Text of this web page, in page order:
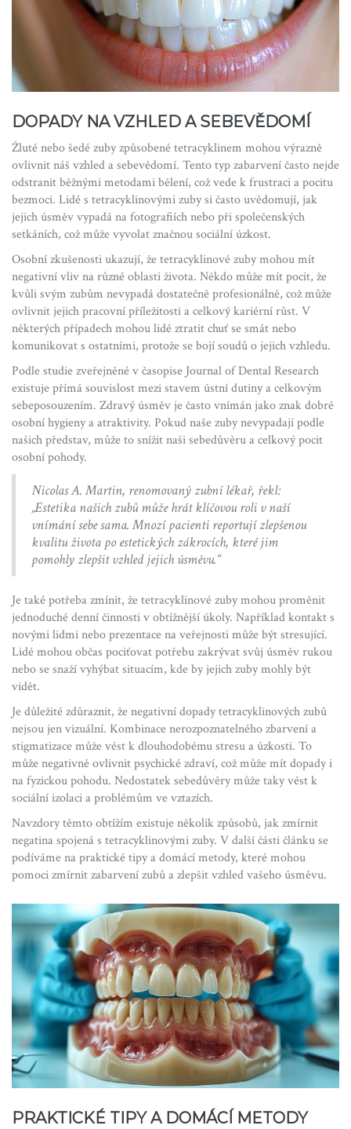
DOPADY NA VZHLED A SEBEVĚDOMÍ
Žluté nebo šedé zuby způsobené tetracyklinem mohou výrazně
ovlivnit náš vzhled a sebevědomí. Tento typ zabarvení často nejde
odstranit běžnými metodami bělení, což vede k frustraci a pocitu
bezmoci. Lidé s tetracyklinovými zuby si často uvědomují, jak
jejich úsměv vypadá na fotografiích nebo při společenských
setkáních, což může vyvolat značnou sociální úzkost.
Osobní zkušenosti ukazují, že tetracyklinové zuby mohou mít
negativní vliv na různé oblasti života. Někdo může mít pocit, že
kvůli svým zubům nevypadá dostatečně profesionálně, což může
ovlivnit jejich pracovní příležitosti a celkový kariérní růst. V
některých případech mohou lidé ztratit chuť se smát nebo
komunikovat s ostatními, protože se bojí soudů o jejich vzhledu.
Podle studie zveřejněné v časopise Journal of Dental Research
existuje přímá souvislost mezi stavem ústní dutiny a celkovým
sebeposouzením. Zdravý úsměv je často vnímán jako znak dobré
osobní hygieny a atraktivity. Pokud naše zuby nevypadají podle
našich představ, může to snížit naši sebedůvěru a celkový pocit
osobní pohody.
Nicolas A. Martin, renomovaný zubní lékař, řekl:
„Estetika našich zubů může hrát klíčovou roli v naší
vnímání sebe sama. Mnozí pacienti reportují zlepšenou
kvalitu života po estetických zákrocích, které jim
pomohly zlepšit vzhled jejich úsměvu.“
Je také potřeba zmínit, že tetracyklinové zuby mohou proměnit
jednoduché denní činnosti v obtížnější úkoly. Například kontakt s
novými lidmi nebo prezentace na veřejnosti může být stresující.
Lidé mohou občas pociťovat potřebu zakrývat svůj úsměv rukou
nebo se snaží vyhýbat situacím, kde by jejich zuby mohly být
vidět.
Je důležité zdůraznit, že negativní dopady tetracyklinových zubů
nejsou jen vizuální. Kombinace nerozpoznatelného zbarvení a
stigmatizace může vést k dlouhodobému stresu a úzkosti. To
může negativně ovlivnit psychické zdraví, což může mít dopady i
na fyzickou pohodu. Nedostatek sebedůvěry může taky vést k
sociální izolaci a problémům ve vztazích.
Navzdory těmto obtížím existuje několik způsobů, jak zmírnit
negatina spojená s tetracyklinovými zuby. V další části článku se
podíváme na praktické tipy a domácí metody, které mohou
pomoci zmírnit zabarvení zubů a zlepšit vzhled vašeho úsměvu.
PRAKTICKÉ TIPY A DOMÁCÍ METODY